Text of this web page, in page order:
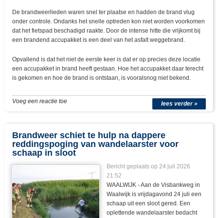
De brandweerlieden waren snel ter plaatse en hadden de brand vlug
onder controle. Ondanks het snelle optreden kon niet worden voorkomen
dat het fietspad beschadigd raakte. Door de intense hitte die vrijkomt bij
een brandend accupakket is een deel van het asfalt weggebrand.
Opvallend is dat het niet de eerste keer is dat er op precies deze locatie
een accupakket in brand heeft gestaan. Hoe het accupakket daar terecht
is gekomen en hoe de brand is ontstaan, is vooralsnog niet bekend.
lees verder »
Voeg een reactie toe
Brandweer schiet te hulp na dappere
reddingspoging van wandelaarster voor
schaap in sloot
Bericht geplaats op 24 juli 2026
21:52
WAALWIJK - Aan de Visbankweg in
Waalwijk is vrijdagavond 24 juli een
schaap uit een sloot gered. Een
oplettende wandelaarster bedacht